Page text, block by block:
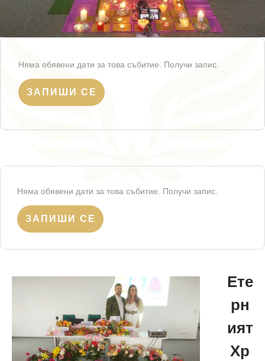
Няма обявени дати за това събитие. Получи запис.
ЗАПИШИ СЕ
Няма обявени дати за това събитие. Получи запис.
ЗАПИШИ СЕ
Ете
рн
ият
Хр